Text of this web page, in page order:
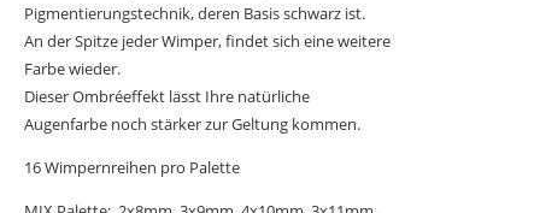
Pigmentierungstechnik, deren Basis schwarz ist.
An der Spitze jeder Wimper, findet sich eine weitere
Farbe wieder.
Dieser Ombréeffekt lässt Ihre natürliche
Augenfarbe noch stärker zur Geltung kommen.
16 Wimpernreihen pro Palette